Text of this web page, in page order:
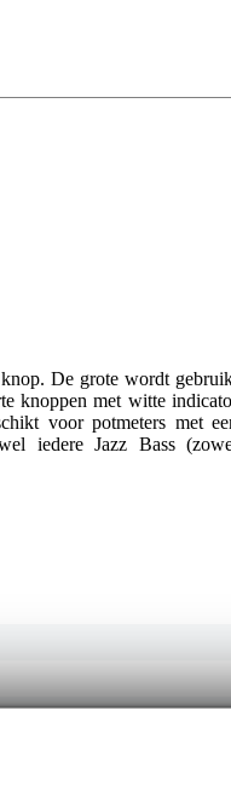
De grote wordt
knoppen met witte
voor potmeters met
iedere Jazz Bass